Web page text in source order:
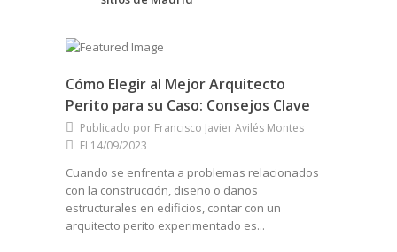
Cómo Elegir al Mejor Arquitecto
Perito para su Caso: Consejos Clave
Publicado por Francisco Javier Avilés Montes
El 14/09/2023
Cuando se enfrenta a problemas relacionados
con la construcción, diseño o daños
estructurales en edificios, contar con un
arquitecto perito experimentado es...